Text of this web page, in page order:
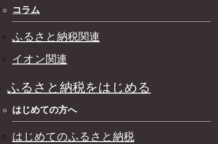
コラム
ふるさと納税関連
イオン関連
ふるさと納税をはじめる
はじめての方へ
はじめてのふるさと納税